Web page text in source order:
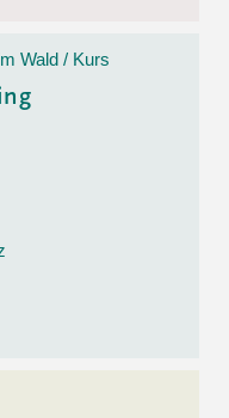
Wald / Kurs